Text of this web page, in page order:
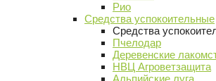
Рио
Средства успокоительные
Средства
Пчелодар
Деревенские
НВЦ Агроветзащита
Альпийские луга